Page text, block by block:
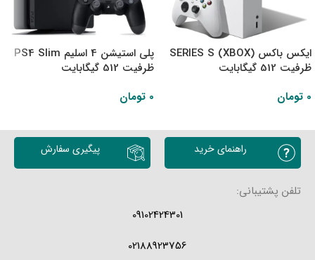
ایکس باکس (XBOX) SERIES S
ظرفیت 512 گیگابایت
0 تومان
پلی استیشن 4 اسلیم PS4 Slim
ظرفیت 512 گیگابایت
0 تومان
راهنمای خرید پیگیری سفارش
تلفن پشتیبانی:
09102424301
02188923756